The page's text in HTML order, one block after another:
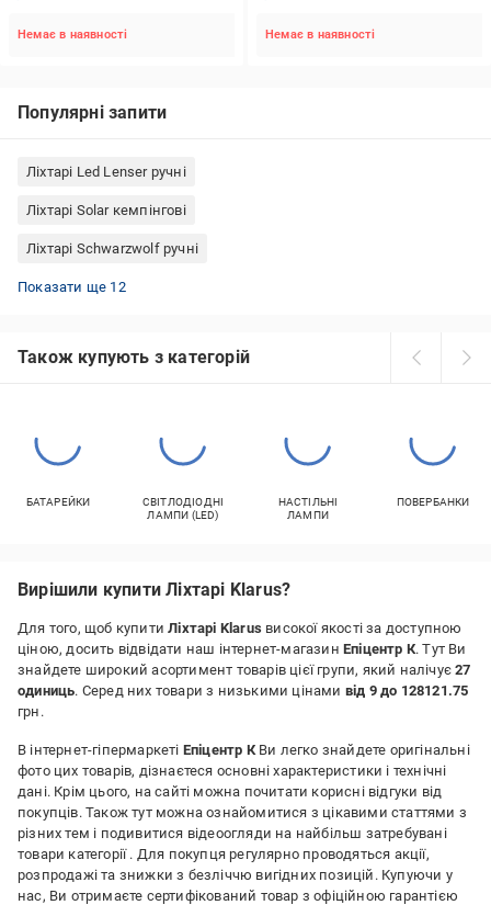
Немає в наявності Немає в наявності
Популярні запити
Ліхтарі Led Lenser ручні
Ліхтарі Solar кемпінгові
Ліхтарі Schwarzwolf ручні
Ліхтарі LED CONCEPT кемпінгові
Ліхтарі Silva налобні
Ліхтарі Libox ручні
Налобні ліхтарі Petzl
Ліхтарі Videx ручні
Ліхтарі KNOG велосипедні
Ліхтарі Westinghouse налобні
Ліхтарі GP ручні
Ліхтарі Black Diamond налобні
Ліхтарі MaxxPro велосипедні
Ліхтарі HOROZ ELECTRIC ручні
Ліхтарі Odistar велосипедні
Показати ще 12
Також купують з категорій
БАТАРЕЙКИ
СВІТЛОДІОДНІ
ЛАМПИ (LED)
НАСТІЛЬНІ
ЛАМПИ
ПОВЕРБАНКИ
Вирішили купити Ліхтарі Klarus?
Для того, щоб купитиЛіхтарі Klarus високої якості за доступною
ціною, досить відвідати наш інтернет-магазин Епіцентр К. Тут Ви
знайдете широкий асортимент товарів цієї групи, який налічує27
одиниць. Серед них товари з низькими цінами від 9 до 128121.75
грн.
В інтернет-гіпермаркеті Епіцентр КВи легко знайдете оригінальні
фото цих товарів, дізнаєтеся основні характеристики і технічні
дані. Крім цього, на сайті можна почитати корисні відгуки від
покупців. Також тут можна ознайомитися з цікавими статтями з
різних тем і подивитися відеоогляди на найбільш затребувані
товари категорії . Для покупця регулярно проводяться акції,
розпродажі та знижки з безліччю вигідних позицій. Купуючи у
нас, Ви отримаєте сертифікований товар з офіційною гарантією